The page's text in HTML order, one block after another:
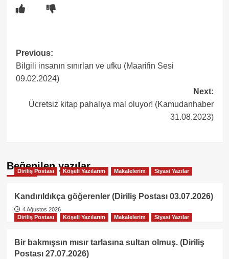
Post
navigation
Previous:
Bilgili insanın sınırları ve ufku (Maarifin Sesi
09.02.2024)
Next:
Ücretsiz kitap pahalıya mal oluyor! (Kamudanhaber
31.08.2023)
Beğenilen yazılar
Diriliş Postası Köşeli Yazılarım Makalelerim Siyasi Yazılar
Kandırıldıkça göğerenler (Diriliş Postası 03.07.2026)
4 Ağustos 2026
Diriliş Postası
Köşeli Yazılarım Makalelerim Siyasi Yazılar
Bir bakmışsın mısır tarlasına sultan olmuş. (Diriliş
Postası 27.07.2026)